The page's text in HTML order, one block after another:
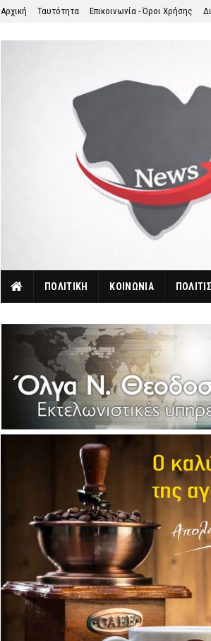
Αρχική Ταυτότητα Επικοινωνία - Όροι Χρήσης
ΠΟΛΙΤΙΚΗ ΚΟΙΝΩΝΙΑ